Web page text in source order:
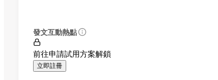
發文互動熱點
前往申請試用方案解鎖
立即註冊